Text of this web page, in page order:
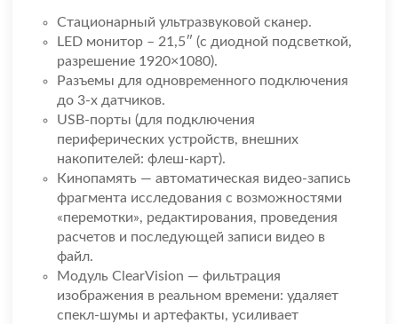
Стационарный ультразвуковой сканер.
LED монитор – 21,5″ (с диодной подсветкой,
разрешение 1920×1080).
Разъемы для одновременного подключения
до 3-х датчиков.
USB-порты (для подключения
периферических устройств, внешних
накопителей: флеш-карт).
Кинопамять — автоматическая видео-запись
фрагмента исследования с возможностями
«перемотки», редактирования, проведения
расчетов и последующей записи видео в
файл.
Модуль ClearVision — фильтрация
изображения в реальном времени: удаляет
спекл-шумы и артефакты, усиливает